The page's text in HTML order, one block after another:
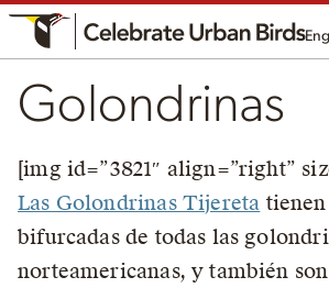
Golondrinas
[img id=”3821″ align=”right”
Las Golondrinas Tijereta
bifurcadas de todas las
norteamericanas, y también